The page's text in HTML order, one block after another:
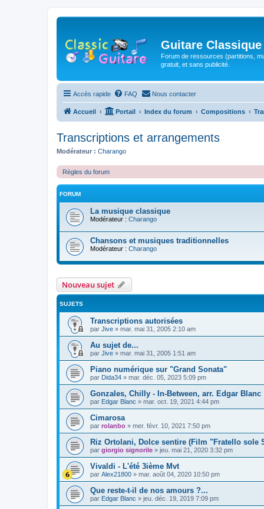
Guitare Classique
Forum de ressources (partitions,
gratuit, et sans publicité.
Accès rapide FAQ Nous contacter
Accueil Portail Index du forum Compositions
Transcriptions et arrangements
Modérateur : Charango
Règles du forum
FORUM
La musique classique
Modérateur : Charango
Chansons et musiques traditionnelles
Modérateur : Charango
Nouveau sujet
SUJETS
Transcriptions autorisées
par Jive » mar. mai 31, 2005 2:10 am
Au sujet de...
par Jive » mar. mai 31, 2005 1:51 am
Piano numérique sur "Grand Sonata"
par Dida34 » mar. déc. 05, 2023 5:09 pm
Gonzales, Chilly - In-Between, arr. Edgar Blanc
par Edgar Blanc » mar. oct. 19, 2021 4:44 pm
Cimarosa
par rolanbo » mer. févr. 10, 2021 7:50 pm
Riz Ortolani, Dolce sentire (Film "Fratello sole
par giorgio signorile » jeu. mai 21, 2020 3:32 pm
Vivaldi - L'été 3ième Mvt
par Alex21800 » mar. août 04, 2020 10:50 pm
Que reste-t-il de nos amours ?...
par Edgar Blanc » jeu. déc. 19, 2019 7:09 pm